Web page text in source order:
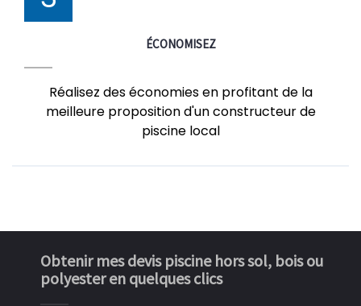
ÉCONOMISEZ
Réalisez des économies en profitant de la
meilleure proposition d'un constructeur de
piscine local
Obtenir mes devis piscine hors sol, bois ou
polyester en quelques clics